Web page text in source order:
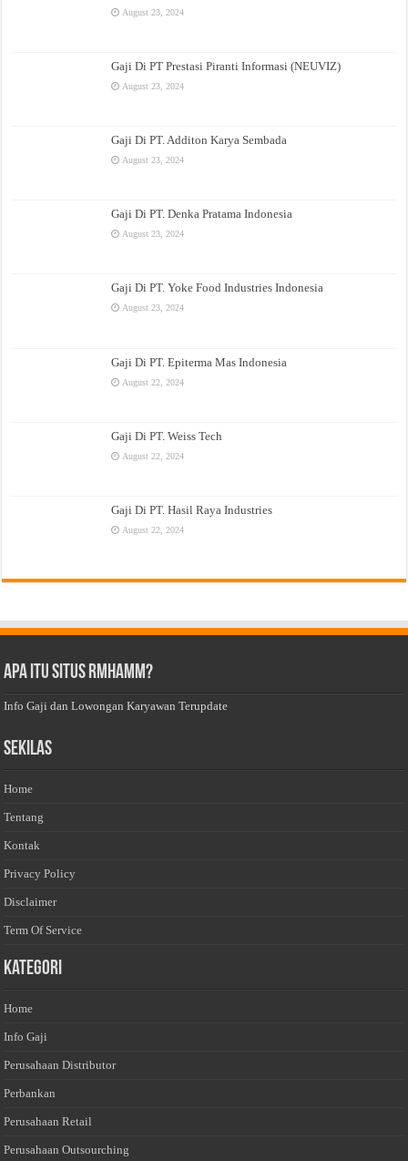
August 23, 2024
Gaji Di PT Prestasi Piranti Informasi (NEUVIZ)
August 23, 2024
Gaji Di PT. Additon Karya Sembada
August 23, 2024
Gaji Di PT. Denka Pratama Indonesia
August 23, 2024
Gaji Di PT. Yoke Food Industries Indonesia
August 23, 2024
Gaji Di PT. Epiterma Mas Indonesia
August 22, 2024
Gaji Di PT. Weiss Tech
August 22, 2024
Gaji Di PT. Hasil Raya Industries
August 22, 2024
Apa Itu Situs Rmhamm?
Info Gaji dan Lowongan Karyawan Terupdate
Sekilas
Home
Tentang
Kontak
Privacy Policy
Disclaimer
Term Of Service
Kategori
Home
Info Gaji
Perusahaan Distributor
Perbankan
Perusahaan Retail
Perusahaan Outsourching